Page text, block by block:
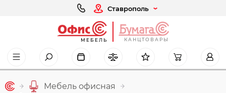
Ставрополь
МЕБЕЛЬ КАНЦТОВАРЫ
Мебель офисная